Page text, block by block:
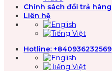
Chính sách đổi trả hàng
Liên hệ
Hotline: +840936232569